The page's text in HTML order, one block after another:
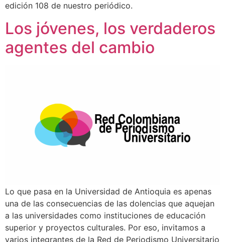
edición 108 de nuestro periódico.
Los jóvenes, los verdaderos
agentes del cambio
Lo que pasa en la Universidad de Antioquia es apenas
una de las consecuencias de las dolencias que aquejan
a las universidades como instituciones de educación
superior y proyectos culturales. Por eso, invitamos a
varios integrantes de la Red de Periodismo Universitario